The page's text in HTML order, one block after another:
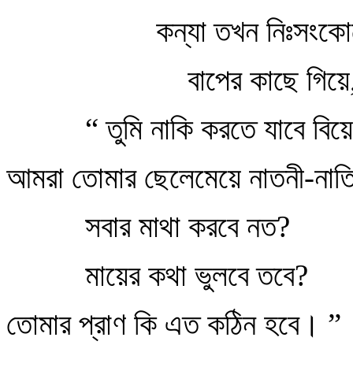
কন্যা তখন
বাপের কাছে
“ তুমি নাকি করতে যাবে
আমরা তোমার ছেলেমেয়ে নাতনী-
সবার মাথা করবে নত?
মায়ের কথা ভুলবে তবে?
তোমার প্রাণ কি এত কঠিন হবে। ”